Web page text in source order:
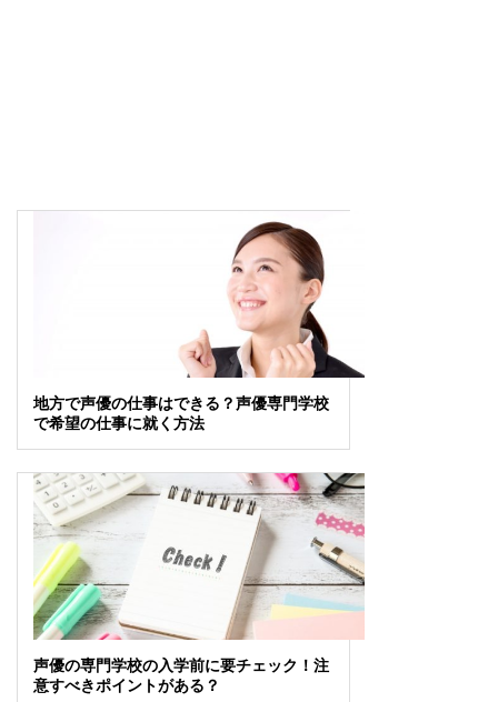
地方で声優の仕事はできる？声優専門学校
で希望の仕事に就く方法
声優の専門学校の入学前に要チェック！注
意すべきポイントがある？